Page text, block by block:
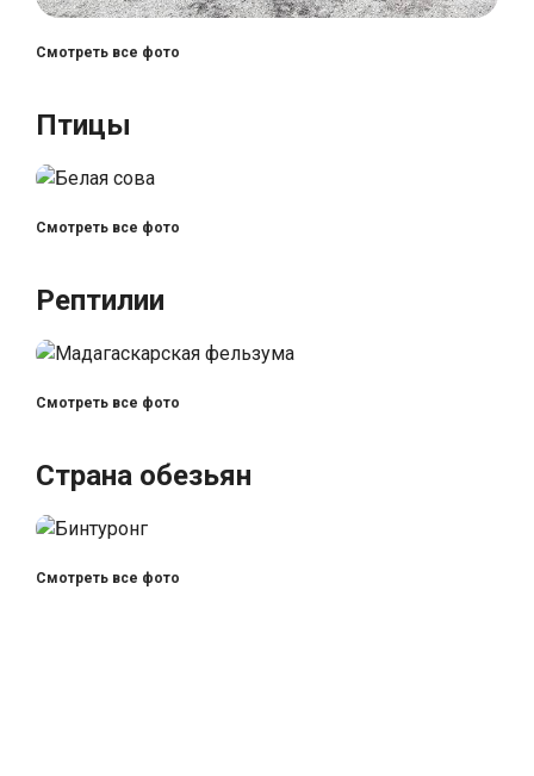
Смотреть все фото
Птицы
Смотреть все фото
Рептилии
Смотреть все фото
Страна обезьян
Смотреть все фото